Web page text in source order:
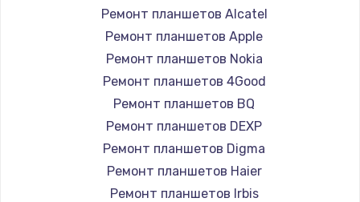
Установка драйверов
950 руб.
Замена жесткого диска
Заказать
Ремонт планшетов Alcatel
Ремонт планшетов Apple
Ремонт планшетов Nokia
Ремонт планшетов 4Good
Ремонт планшетов BQ
Ремонт планшетов DEXP
Ремонт планшетов Digma
Ремонт планшетов Haier
Ремонт планшетов Irbis